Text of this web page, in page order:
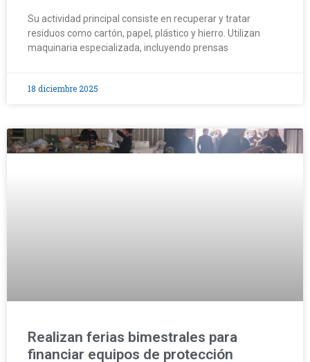
Su actividad principal consiste en recuperar y tratar
residuos como cartón, papel, plástico y hierro. Utilizan
maquinaria especializada, incluyendo prensas
18 diciembre 2025
Realizan ferias bimestrales para
financiar equipos de protección